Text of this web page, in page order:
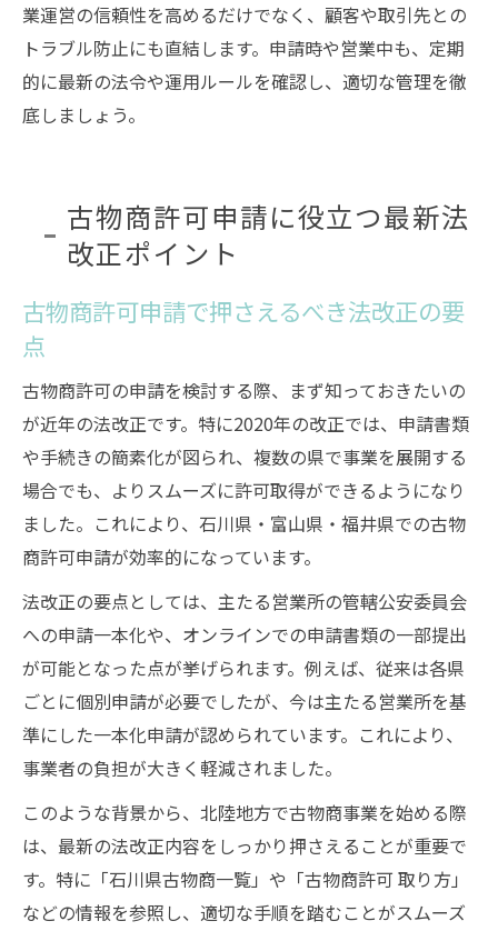
業運営の信頼性を高めるだけでなく、顧客や取引先との
トラブル防止にも直結します。申請時や営業中も、定期
的に最新の法令や運用ルールを確認し、適切な管理を徹
底しましょう。
古物商許可申請に役立つ最新法
改正ポイント
古物商許可申請で押さえるべき法改正の要
点
古物商許可の申請を検討する際、まず知っておきたいの
が近年の法改正です。特に2020年の改正では、申請書類
や手続きの簡素化が図られ、複数の県で事業を展開する
場合でも、よりスムーズに許可取得ができるようになり
ました。これにより、石川県・富山県・福井県での古物
商許可申請が効率的になっています。
法改正の要点としては、主たる営業所の管轄公安委員会
への申請一本化や、オンラインでの申請書類の一部提出
が可能となった点が挙げられます。例えば、従来は各県
ごとに個別申請が必要でしたが、今は主たる営業所を基
準にした一本化申請が認められています。これにより、
事業者の負担が大きく軽減されました。
このような背景から、北陸地方で古物商事業を始める際
は、最新の法改正内容をしっかり押さえることが重要で
す。特に「石川県古物商一覧」や「古物商許可 取り方」
などの情報を参照し、適切な手順を踏むことがスムーズ